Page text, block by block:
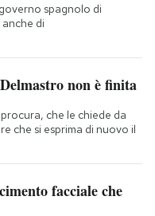
spagnolo di
di
non è finita
che le chiede da
che si esprima di nuovo il
facciale che